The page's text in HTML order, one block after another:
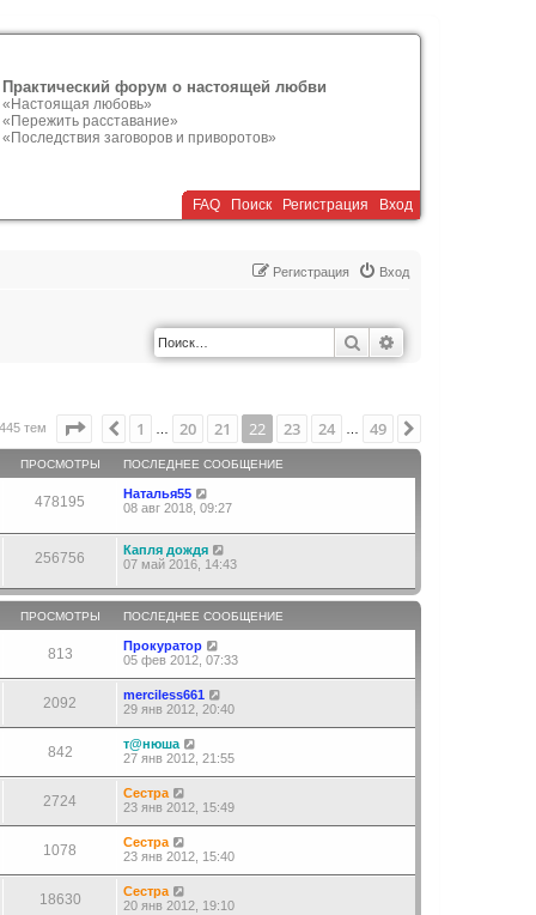
Практический форум о настоящей любви
«Настоящая любовь»
«Пережить расставание»
«Последствия заговоров и приворотов»
FAQ Поиск Регистрация Вход
Вход
Регистрация
Поиск
тем Страница 22из 49
Пред.
1 20 21 22 23 24 49
ПРОСМОТРЫ ПОСЛЕДНЕЕ СООБЩЕНИЕ
478195
Наталья55
08 авг 2018, 09:27
256756
Капля дождя
07 май 2016, 14:43
ПРОСМОТРЫ ПОСЛЕДНЕЕ СООБЩЕНИЕ
813
Прокуратор
05 фев 2012, 07:33
2092
merciless661
29 янв 2012, 20:40
842
т@нюша
27 янв 2012, 21:55
2724
Сестра
23 янв 2012, 15:49
1078
Сестра
23 янв 2012, 15:40
18630
Сестра
20 янв 2012, 19:10